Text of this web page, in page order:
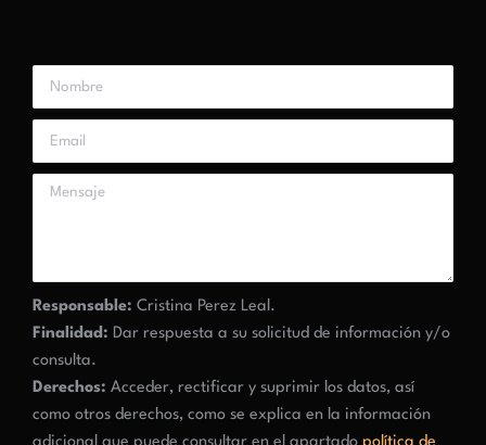
Responsable: Cristina Perez Leal.
Finalidad: Dar respuesta a su solicitud de información y/o
consulta.
Derechos: Acceder, rectificar y suprimir los datos, así
como otros derechos, como se explica en la información